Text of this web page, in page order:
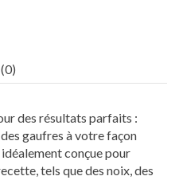
des résultats parfaits :
gaufres à votre façon
conçue pour
tels que des noix, des